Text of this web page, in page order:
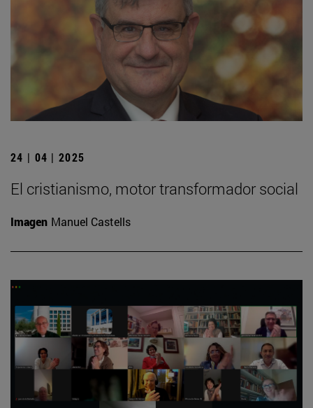
24 | 04 | 2025
El cristianismo, motor transformador social
Imagen Manuel Castells